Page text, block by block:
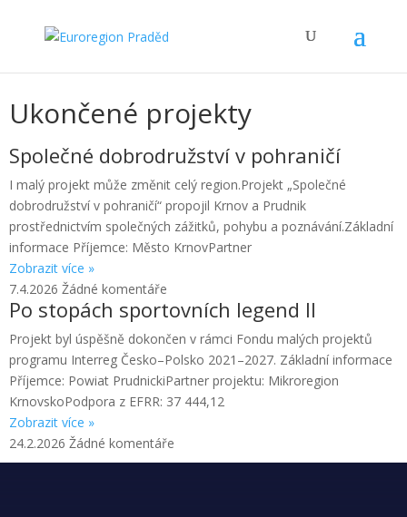
Ukončené projekty
Společné dobrodružství v pohraničí
I malý projekt může změnit celý region.Projekt „Společné
dobrodružství v pohraničí“ propojil Krnov a Prudnik
prostřednictvím společných zážitků, pohybu a poznávání.Základní
informace Příjemce: Město KrnovPartner
Zobrazit více »
7.4.2026 Žádné komentáře
Po stopách sportovních legend II
Projekt byl úspěšně dokončen v rámci Fondu malých projektů
programu Interreg Česko–Polsko 2021–2027. Základní informace
Příjemce: Powiat PrudnickiPartner projektu: Mikroregion
KrnovskoPodpora z EFRR: 37 444,12
Zobrazit více »
24.2.2026 Žádné komentáře